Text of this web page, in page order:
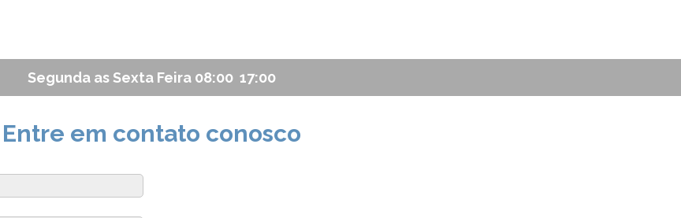
Segunda as Sexta Feira 08:00  17:00
Entre em contato conosco